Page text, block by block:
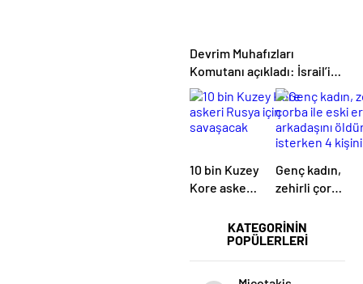
KATEGORİNİN
POPÜLERLERİ
Devrim Muhafızları
Komutanı açıkladı: İsrail’in
hayal dahi edemeyeceği bir
saldırı olacak
10 bin Kuzey
Kore askeri
savaşacak
Genç kadın,
zehirli çorba
erkek
arkadaşını
öldürmek
isterken 4